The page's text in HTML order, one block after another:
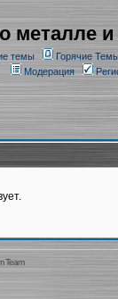
металле и
темы Горячие
Модерация
Team